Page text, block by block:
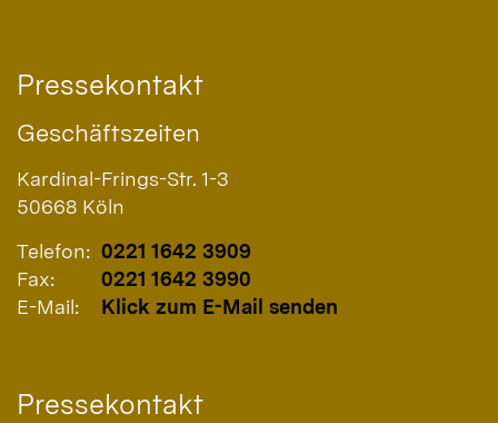
Pressekontakt
Geschäftszeiten
Kardinal-Frings-Str. 1-3
50668 Köln
Telefon: 0221 1642 3909
Fax:
0221 1642 3990
E-Mail:
Klick zum E-Mail senden
Pressekontakt